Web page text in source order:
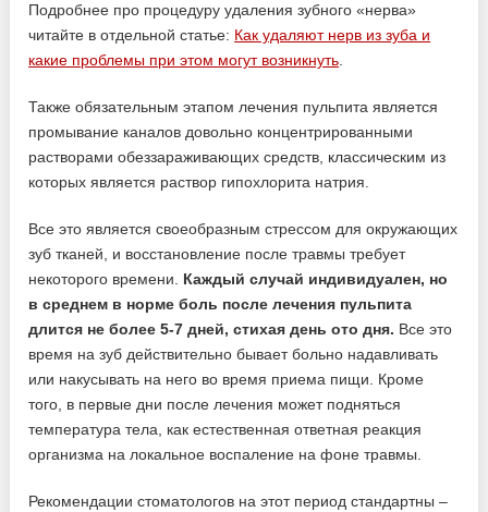
Подробнее про процедуру удаления зубного «нерва»
читайте в отдельной статье: Как удаляют нерв из зуба и
какие проблемы при этом могут возникнуть
Также обязательным этапом лечения пульпита является
промывание каналов довольно концентрированными
растворами обеззараживающих средств, классическим из
которых является раствор гипохлорита натрия.
Все это является своеобразным стрессом для окружающих
зуб тканей, и восстановление после травмы требует
некоторого времени. Каждый случай индивидуален, но
в среднем в норме боль после лечения пульпита
длится не более 5-7 дней, стихая день ото дня. Все это
время на зуб действительно бывает больно надавливать
или накусывать на него во время приема пищи. Кроме
того, в первые дни после лечения может подняться
температура тела, как естественная ответная реакция
организма на локальное воспаление на фоне травмы.
Рекомендации стоматологов на этот период стандартны –